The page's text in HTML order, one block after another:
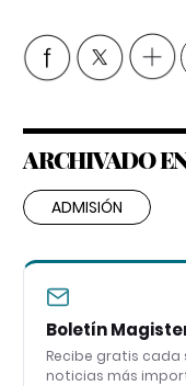
ARCHIVADO
ADMISIÓN
Boletín
Recibe gratis
noticias más